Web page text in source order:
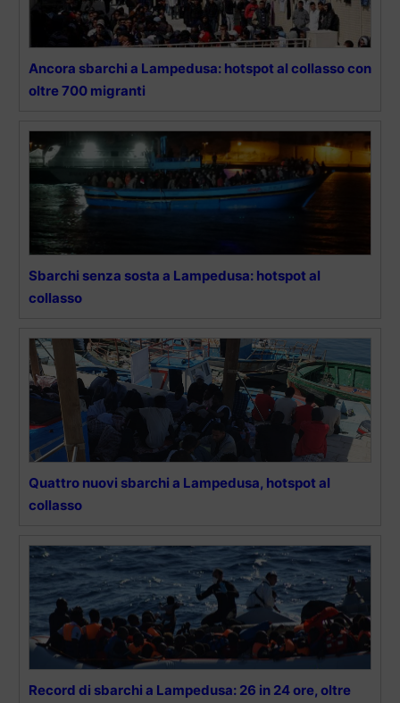
Ancora sbarchi a Lampedusa: hotspot al collasso con
oltre 700 migranti
Sbarchi senza sosta a Lampedusa: hotspot al
collasso
Quattro nuovi sbarchi a Lampedusa, hotspot al
collasso
Record di sbarchi a Lampedusa: 26 in 24 ore, oltre